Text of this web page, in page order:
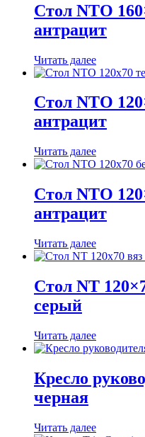
Стол NTO
антрацит
Читать далее
Стол NTO
антрацит
Читать далее
Стол NTO
антрацит
Читать далее
Стол NT
серый
Читать далее
Кресло
черная
Читать далее